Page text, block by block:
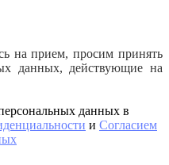
на прием, просим принять
данных, действующие на
данных в
и Согласием